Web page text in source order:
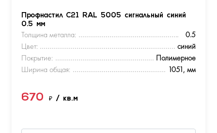
Профнастил С21 RAL 5005 сигнальный синий
0.5 мм
Толщина металла:
0.5
Цвет:
синий
Покрытие:
Полимерное
Ширина общая:
1051, мм
670 ₽ / кв.м